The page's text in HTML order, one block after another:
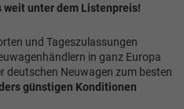
weit unter dem Listenpreis!
und Tageszulassungen
in ganz Europa
deutschen Neuwagen zum besten
günstigen Konditionen